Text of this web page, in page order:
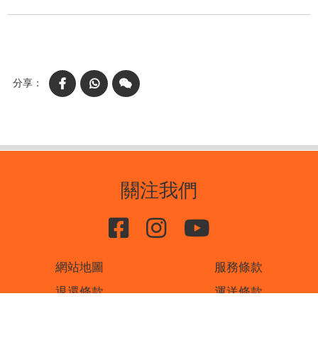
FacebookWhatsAppWeChat
關注我們
網站地圖
服務條款
退還條款
運送條款